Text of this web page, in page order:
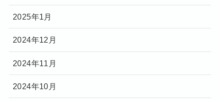
2025年1月
2024年12月
2024年11月
2024年10月